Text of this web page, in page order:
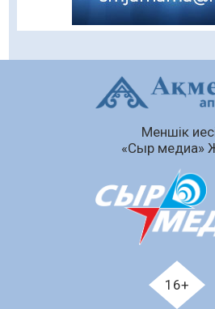
Сыбайлас жемқорлық
Аумақтан тыс соттылық –
ашықтығы мен
Білім гранты иегерлерінің
«Дауыс беру учаскесін
Қазақстандықтар
жақсылық күтеді – қоғамдық
Меншік
«Сыр медиа»
16+